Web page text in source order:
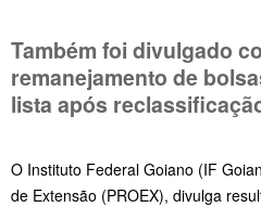
Também foi divulgado
remanejamento de
lista após
O Instituto Federal Goiano (IF
de Extensão (PROEX), divulga